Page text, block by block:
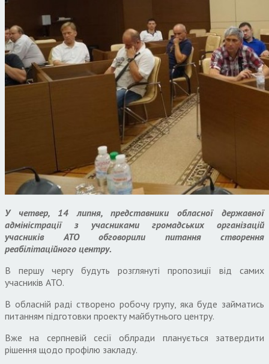
У четвер, 14 липня, представники обласної державної
адміністрації з учасниками громадських організацій
учасників АТО обговорили питання створення
реабілітаційного центру.
В першу чергу будуть розглянуті пропозиції від самих
учасників АТО.
В обласній раді створено робочу групу, яка буде займатись
питанням підготовки проекту майбутнього центру.
Вже на серпневій сесії облради планується затвердити
рішення щодо профілю закладу.